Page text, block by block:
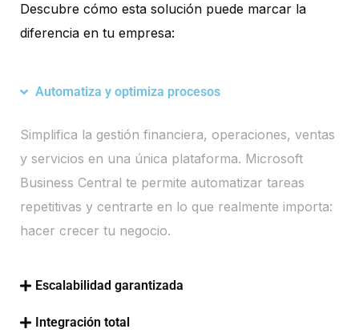
Descubre cómo esta solución puede marcar la
diferencia en tu empresa:
Automatiza y optimiza procesos
Simplifica la gestión financiera, operaciones, ventas
y servicios en una única plataforma. Microsoft
Business Central te permite automatizar tareas
repetitivas y centrarte en lo que realmente importa:
hacer crecer tu negocio.
Escalabilidad garantizada
Integración total